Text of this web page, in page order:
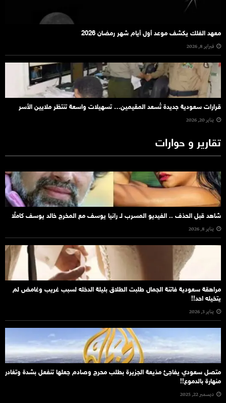
معهد الفلك يكشف موعد أول أيام شهر رمضان 2026
فبراير 8, 2026
قرارات سعودية جديدة تُسعد المقيمين… تسهيلات واسعة تنتظر ملايين الأسر
يناير 20, 2026
تقارير و حوارات
شاهد قبل الحذف .. الفيديو المسرب لـ رانيا يوسف مع المخرج خالد يوسف كاملًا
يناير 8, 2026
مراهقة سعودية فاتنة الجمال طلبت الطلاق بليلة الدخله لسبب غريب وغامض لم
يتخيله احد!!
يناير 3, 2026
متصل سعودي يفاجئ مذيعة الجزيرة بطلب محرج وصادم جعلها تنفعل بشدة وتغادر
منهارة بالدموع!!
ديسمبر 22, 2025